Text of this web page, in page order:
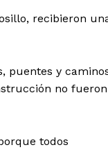
recibieron
puentes y
no fueron
todos